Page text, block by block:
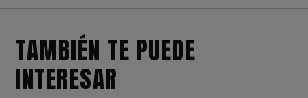
TAMBIÉN TE PUEDE
INTERESAR